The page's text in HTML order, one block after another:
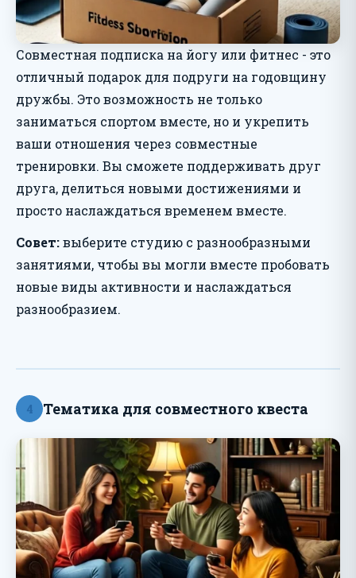
Совместная подписка на йогу или фитнес - это
отличный подарок для подруги на годовщину
дружбы. Это возможность не только
заниматься спортом вместе, но и укрепить
ваши отношения через совместные
тренировки. Вы сможете поддерживать друг
друга, делиться новыми достижениями и
просто наслаждаться временем вместе.
Совет:выберите студию с разнообразными
занятиями, чтобы вы могли вместе пробовать
новые виды активности и наслаждаться
разнообразием.
4 Тематика для совместного квеста